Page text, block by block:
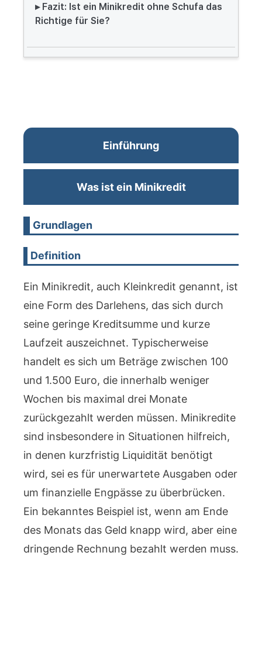
▸ Fazit: Ist ein Minikredit ohne Schufa das
Richtige für Sie?
Einführung
Was ist ein Minikredit
Grundlagen
Definition
Ein Minikredit, auch Kleinkredit genannt, ist
eine Form des Darlehens, das sich durch
seine geringe Kreditsumme und kurze
Laufzeit auszeichnet. Typischerweise
handelt es sich um Beträge zwischen 100
und 1.500 Euro, die innerhalb weniger
Wochen bis maximal drei Monate
zurückgezahlt werden müssen. Minikredite
sind insbesondere in Situationen hilfreich,
in denen kurzfristig Liquidität benötigt
wird, sei es für unerwartete Ausgaben oder
um finanzielle Engpässe zu überbrücken.
Ein bekanntes Beispiel ist, wenn am Ende
des Monats das Geld knapp wird, aber eine
dringende Rechnung bezahlt werden muss.